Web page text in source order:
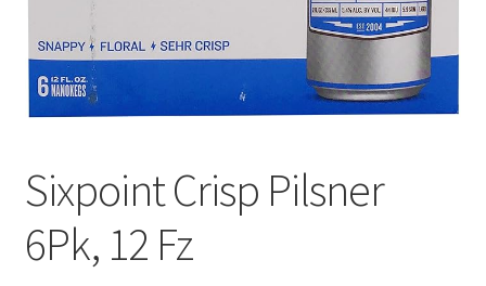
Скидки
Услуги
Юр. лицам
Sixpoint Crisp Pilsner
6Pk, 12 Fz